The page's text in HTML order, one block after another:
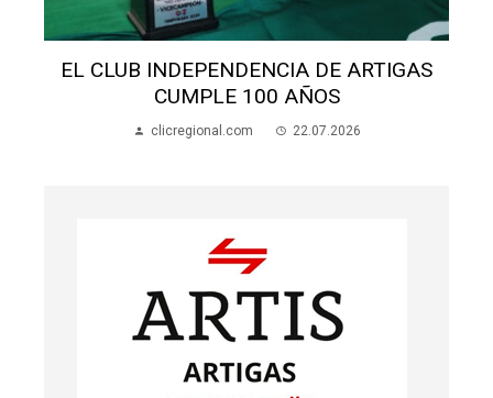
EL CLUB INDEPENDENCIA DE ARTIGAS
CUMPLE 100 AÑOS
clicregional.com 22.07.2026